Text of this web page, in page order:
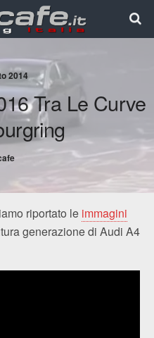
2014
Tra Le Curve
riportato le immagini
generazione di Audi A4